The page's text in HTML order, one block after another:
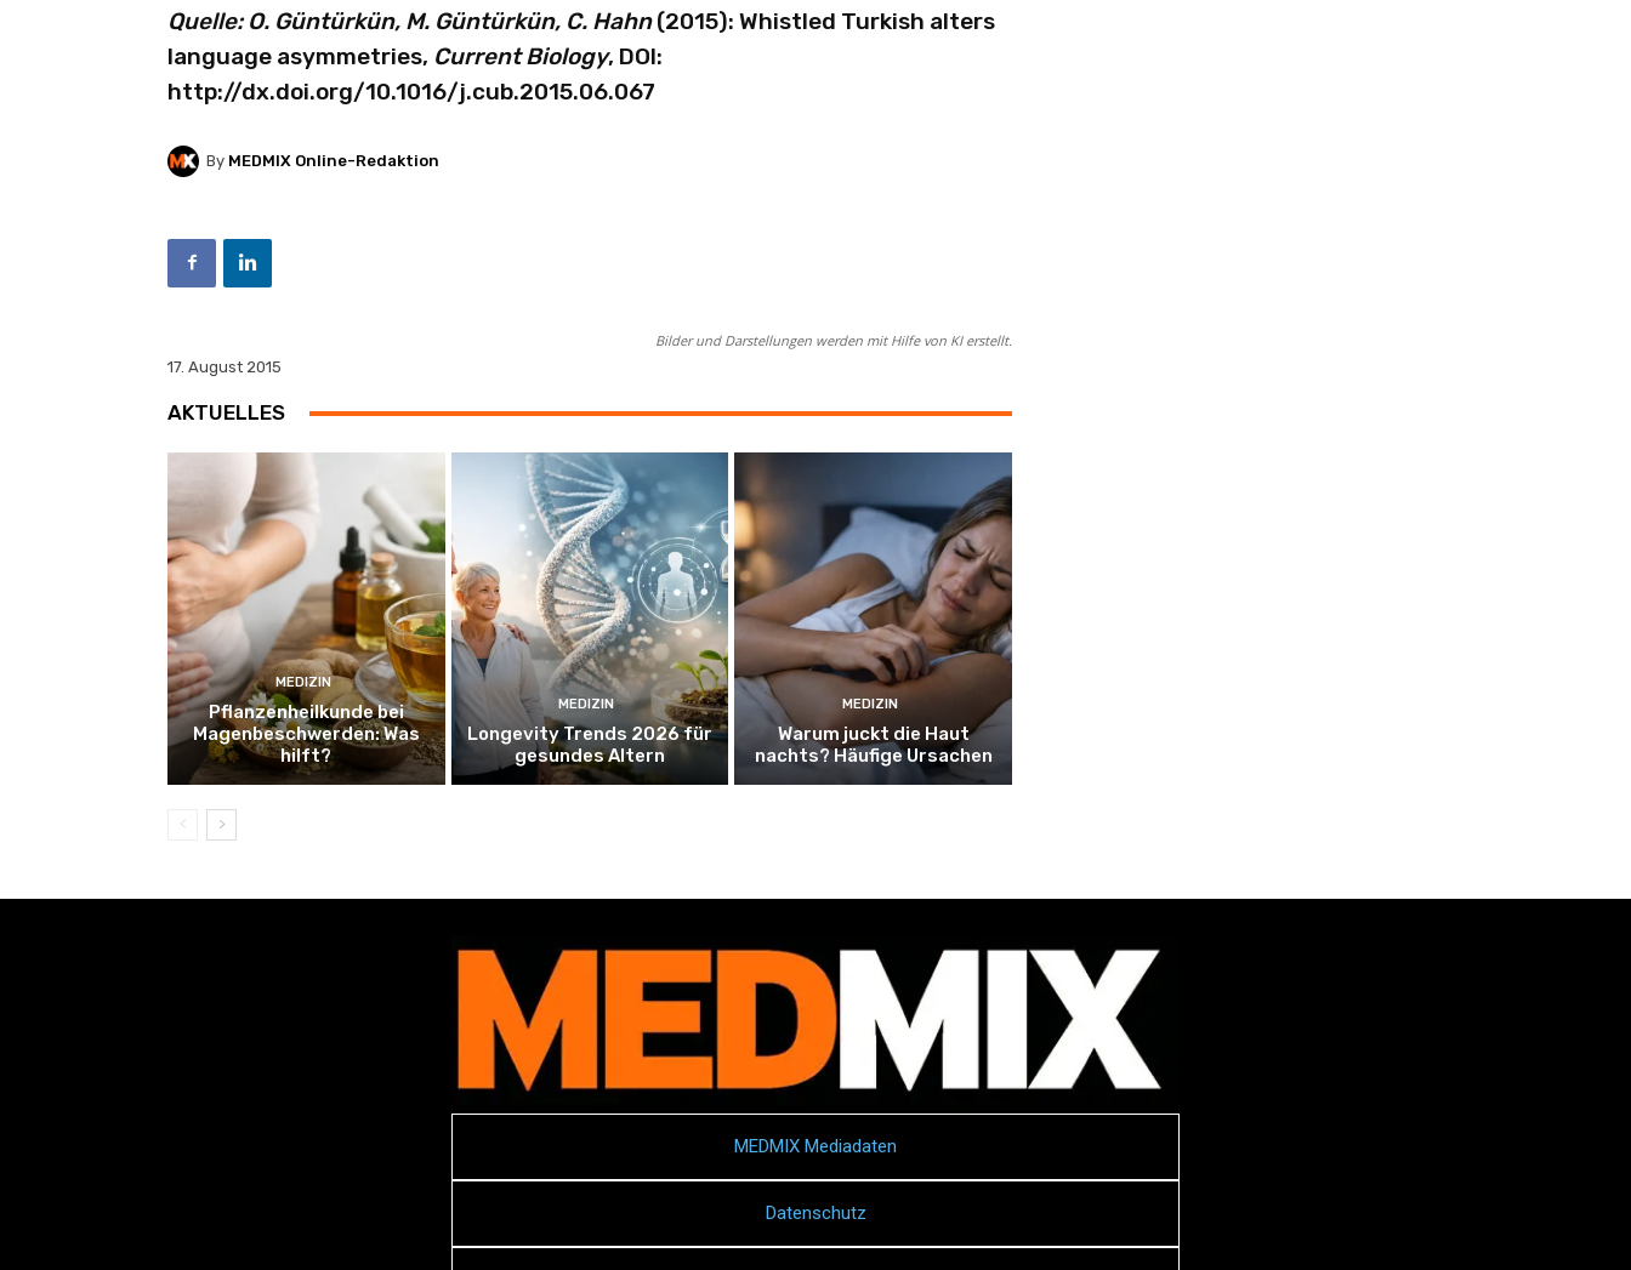
Quelle: O. Güntürkün, M. Güntürkün, C. Hahn(2015): Whistled Turkish alters
language asymmetries, Current Biology, DOI:
http://dx.doi.org/10.1016/j.cub.2015.06.067
By MEDMIX Online-Redaktion
Bilder und Darstellungen werden mit Hilfe von KI erstellt.
17. August 2015
AKTUELLES
MEDIZIN
Pflanzenheilkunde bei
Magenbeschwerden: Was
hilft?
MEDIZIN
Longevity Trends 2026 für
gesundes Altern
MEDIZIN
Warum juckt die Haut
nachts? Häufige Ursachen
MEDMIX Mediadaten
Datenschutz